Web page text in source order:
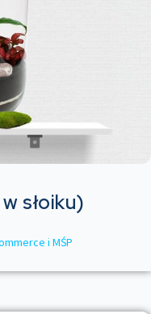
słoiku)
i MŚP